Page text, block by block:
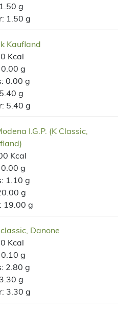
1.50 g
1.50 g
Kaufland
Kcal
0.00 g
0.00 g
5.40 g
5.40 g
I.G.P. (K Classic,
Kcal
0.00 g
1.10 g
g
19.00 g
Danone
Kcal
0.10 g
2.80 g
3.30 g
3.30 g